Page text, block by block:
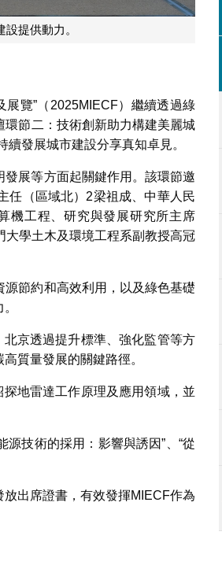
發展。
覽”（2025MIECF）繼續透過綠
環節二：技術創新助力構建美麗城
發展城市建設分享真知卓見。
展等方面起關鍵作用。該環節邀
任（區域北）2梁祖成、中華人民
機工程、研究與發展研究所主席
學土木及環境工程系副教授高冠
節約和高效利用，以及綠色基礎
京透過提升標準、強化監管等方
質量發展的關鍵路徑。
地雷達工作原理及應用領域，並
源技術的採用：影響與誘因”、“從
出席證書，有效發揮MIECF作為